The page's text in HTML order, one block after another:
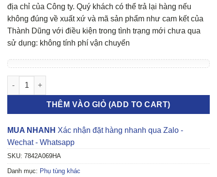
địa chỉ của Công ty. Quý khách có thể trả lại hàng nếu
không đúng về xuất xứ và mã sản phẩm như cam kết của
Thành Dũng với điều kiện trong tình trạng mới chưa qua
sử dụng: không tính phí vận chuyển
CỬA GIÓ ĐIỀU HÒA MITSUBISHI GRANDIS số lượng
THÊM VÀO GIỎ (ADD TO CART)
MUA NHANH Xác nhận đặt hàng nhanh qua Zalo -
Wechat - Whatsapp
SKU: 7842A069HA
Danh mục: Phụ tùng khác